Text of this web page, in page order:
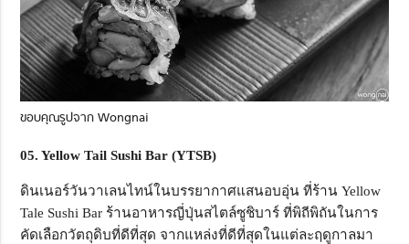
ขอบคุณรูปจาก Wongnai
05. Yellow Tail Sushi Bar (YTSB)
ดินเนอร์วันวาเลนไทน์ในบรรยากาศแสนอบอุ่น ที่ร้าน Yellow
Tale Sushi Bar ร้านอาหารญี่ปุ่นสไตล์ซูชิบาร์ ที่พิถีพิถันในการ
คัดเลือกวัตถุดิบที่ดีที่สุด จากแหล่งที่ดีที่สุดในแต่ละฤดูกาลมา